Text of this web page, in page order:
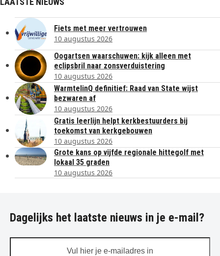
Fiets met meer vertrouwen
10 augustus 2026
Oogartsen waarschuwen: kijk alleen met
eclipsbril naar zonsverduistering
10 augustus 2026
WarmtelinQ definitief: Raad van State wijst
bezwaren af
10 augustus 2026
Gratis leerlijn helpt kerkbestuurders bij
toekomst van kerkgebouwen
10 augustus 2026
Grote kans op vijfde regionale hittegolf met
lokaal 35 graden
10 augustus 2026
Dagelijks het laatste nieuws in je e-mail?